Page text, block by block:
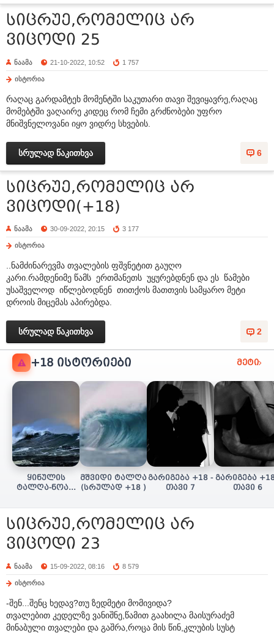
სიცრუე,რომელიც არ
ვიცოდი 25
ნაამა 21-10-2022, 10:52 1 757
ისტორია
რაღაც გარდამტეხ მომენტში საკუთარი თავი შევიყავრე,რაღაც
მომებტში ვაღაირე კიდეც რომ ჩემი გრძნობები უფრო
მნიშვნელოვანი იყო ვიდრე სხვების.
6
სრულად წაკითხვა
სიცრუე,რომელიც არ
ვიცოდი(+18)
ნაამა 30-09-2022, 20:15 3 177
ისტორია
..ნამძინარევმა თვალების ფშვნეტით გაუღო
კარი.რამდენიმე წამს ერთმანეთს უყურებდნენ და ეს წამები
უსაშველოდ იწლებოდნენ თითქოს მათთვის სამყარო მეტი
დროის მიცემას აპირებდა.
2
სრულად წაკითხვა
+18 ᲘᲡᲢᲝᲠᲘᲔᲑᲘ მეტი
ყინულის
ტალღა-ნოას/
(+18 სრულად)
მშვიდი ტალღა
(სრულად +18 )
გარიგება +18 -
თავი 7
გარიგება
თავი 6
სიცრუე,რომელიც არ
ვიცოდი 23
ნაამა 15-09-2022, 08:16 8 579
ისტორია
-შენ...შენც ხედავ?თუ ზედმეტი მომივიდა?
თვალებით კედელზე ვანიშნე,წამით გაახილა მაისურაძემ
მინაბული თვალები და გაშრა,როცა მის წინ,კლუბის სუსტ